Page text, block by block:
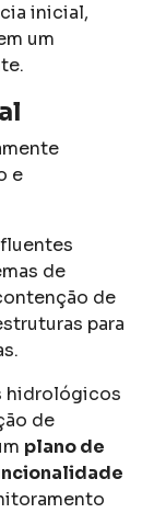
inicial,
um
e
de
de
para
hidrológicos
de
plano de